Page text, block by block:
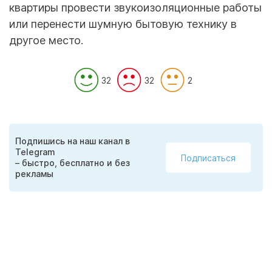
квартиры провести звукоизоляционные работы
или перенести шумную бытовую технику в
другое место.
32 32 2
Подпишись на наш канал в
Telegram
– быстро, бесплатно и без
рекламы
Подписаться